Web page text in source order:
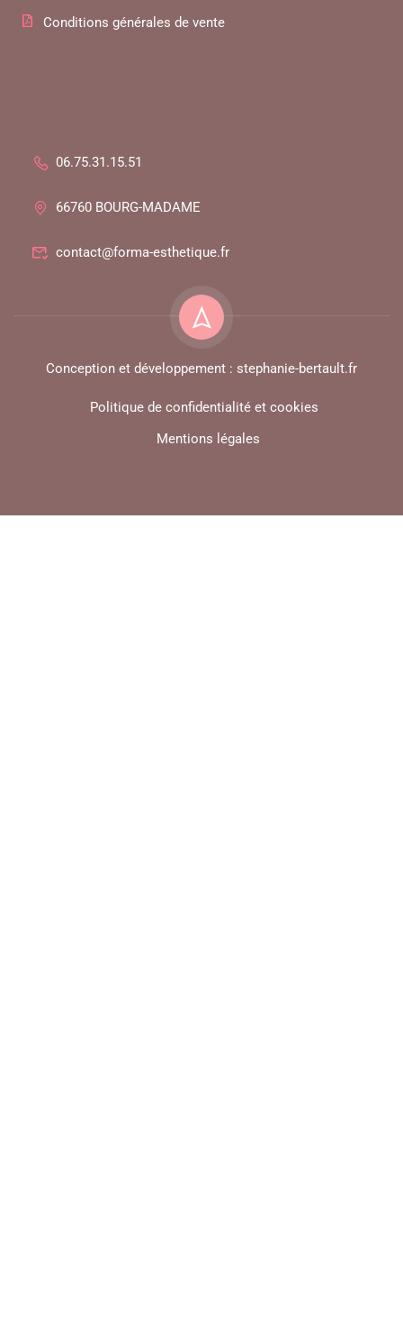
Conditions générales de vente
06.75.31.15.51
66760 BOURG-MADAME
contact@forma-esthetique.fr
Conception et développement : stephanie-bertault.fr
Politique de confidentialité et cookies
Mentions légales